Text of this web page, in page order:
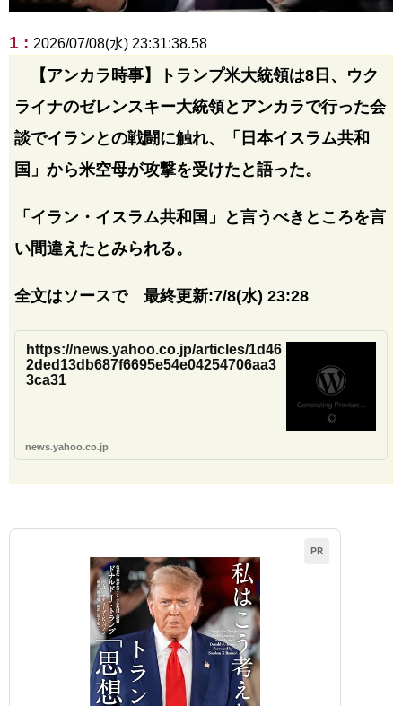
1 : 2026/07/08(水) 23:31:38.58
【アンカラ時事】トランプ米大統領は8日、ウク
ライナのゼレンスキー大統領とアンカラで行った会
談でイランとの戦闘に触れ、「日本イスラム共和
国」から米空母が攻撃を受けたと語った。
「イラン・イスラム共和国」と言うべきところを言
い間違えたとみられる。
全文はソースで 最終更新:7/8(水) 23:28
https://news.yahoo.co.jp/articles/1d46
2ded13db687f6695e54e04254706aa3
3ca31
news.yahoo.co.jp
PR